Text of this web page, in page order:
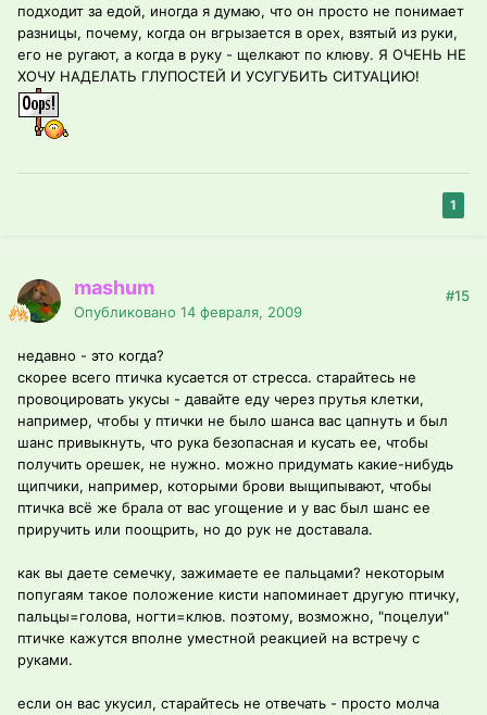
подходит за едой, иногда я думаю, что он просто не понимает
разницы, почему, когда он вгрызается в орех, взятый из руки,
его не ругают, а когда в руку - щелкают по клюву. Я ОЧЕНЬ НЕ
ХОЧУ НАДЕЛАТЬ ГЛУПОСТЕЙ И УСУГУБИТЬ СИТУАЦИЮ!
1
mashum
Опубликовано 14 февраля, 2009
#15
недавно - это когда?
скорее всего птичка кусается от стресса. старайтесь не
провоцировать укусы - давайте еду через прутья клетки,
например, чтобы у птички не было шанса вас цапнуть и был
шанс привыкнуть, что рука безопасная и кусать ее, чтобы
получить орешек, не нужно. можно придумать какие-нибудь
щипчики, например, которыми брови выщипывают, чтобы
птичка всё же брала от вас угощение и у вас был шанс ее
приручить или поощрить, но до рук не доставала.
как вы даете семечку, зажимаете ее пальцами? некоторым
попугаям такое положение кисти напоминает другую птичку,
пальцы=голова, ногти=клюв. поэтому, возможно, "поцелуи"
птичке кажутся вполне уместной реакцией на встречу с
руками.
если он вас укусил, старайтесь не отвечать - просто молча